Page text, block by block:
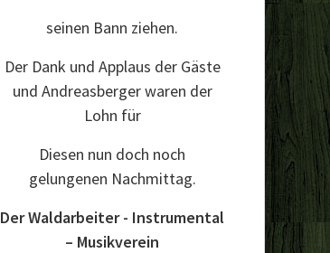
seinen Bann ziehen.
Der Dank und Applaus der Gäste
und Andreasberger waren der
Lohn für
Diesen nun doch noch
gelungenen Nachmittag.
Der Waldarbeiter - Instrumental
– Musikverein